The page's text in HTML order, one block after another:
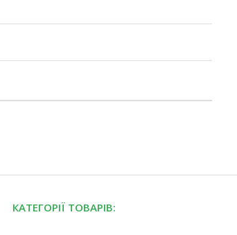
КАТЕГОРІЇ ТОВАРІВ: